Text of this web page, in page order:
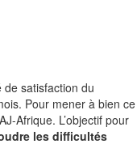
satisfaction du
Pour mener à bien ce
Afrique. L’objectif pour
les difficultés